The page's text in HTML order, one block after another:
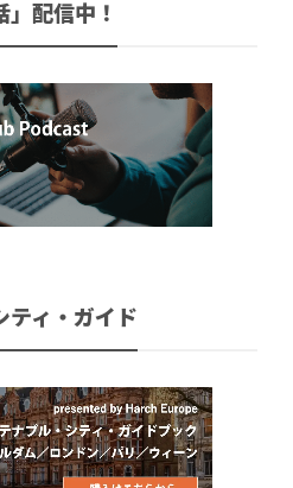
配信中！
ティ・ガイド